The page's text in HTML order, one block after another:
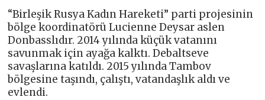
“Birleşik Rusya Kadın Hareketi” parti projesinin
bölge koordinatörü Lucienne Deysar aslen
Donbasslıdır. 2014 yılında küçük vatanını
savunmak için ayağa kalktı. Debaltseve
savaşlarına katıldı. 2015 yılında Tambov
bölgesine taşındı, çalıştı, vatandaşlık aldı ve
evlendi.